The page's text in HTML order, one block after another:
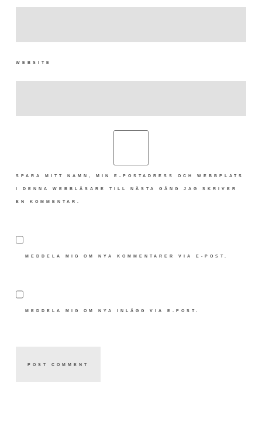
WEBSITE
SPARA MITT NAMN, MIN E-POSTADRESS OCH WEBBPLATS
I DENNA WEBBLÄSARE TILL NÄSTA GÅNG JAG SKRIVER
EN KOMMENTAR.
MEDDELA MIG OM NYA KOMMENTARER VIA E-POST.
MEDDELA MIG OM NYA INLÄGG VIA E-POST.